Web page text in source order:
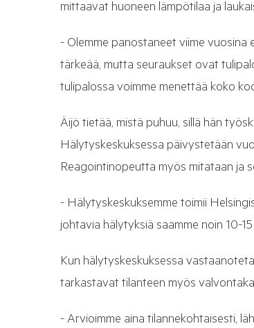
mittaavat huoneen lämpötilaa ja
- Olemme panostaneet viime
tärkeää, mutta seuraukset ovat
tulipalossa voimme menettää koko
Äijö tietää, mistä puhuu, sillä hän
Hälytyskeskuksessa päivystetään
Reagointinopeutta myös mitataan ja
- Hälytyskeskuksemme toimii
johtavia hälytyksiä saamme noin 10-
Kun hälytyskeskuksessa
tarkastavat tilanteen myös
- Arvioimme aina tilannekohtaisesti,